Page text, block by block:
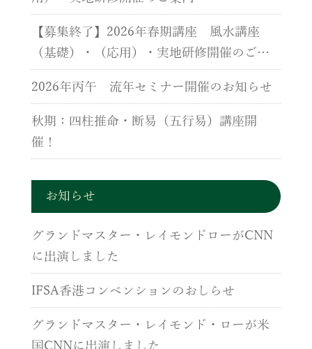
【募集終了】2026年春期講座 風水講座
（基礎）・（応用）・実地研修開催のご案
内
2026年丙午 流年セミナー開催のお知らせ
秋期：四柱推命・断易（五行易）講座開
催！
お知らせ
グランドマスター・レイモンドローがCNN
に出演しました
IFSA香港コンベンションのおしらせ
グランドマスター・レイモンド・ローが米